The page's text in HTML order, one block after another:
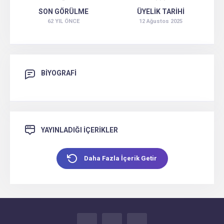
SON GÖRÜLME
62 YIL ÖNCE
ÜYELİK TARİHİ
12 Ağustos 2025
BİYOGRAFİ
YAYINLADIĞI İÇERİKLER
Daha Fazla İçerik Getir